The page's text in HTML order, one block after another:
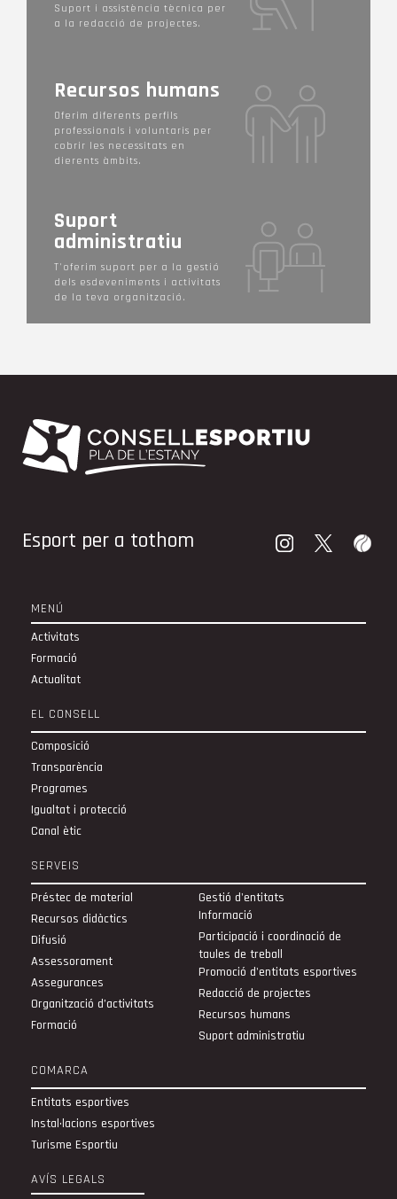
Suport i assistència tècnica per
a la redacció de projectes.
Recursos humans
Oferim diferents perfils
professionals i voluntaris per
cobrir les necessitats en
dierents àmbits.
Suport
administratiu
T'oferim suport per a la gestió
dels esdeveniments i activitats
de la teva organització.
Esport per a tothom
MENÚ
Activitats
Formació
Actualitat
EL CONSELL
Composició
Transparència
Programes
Igualtat i protecció
Canal ètic
SERVEIS
Préstec de material
Recursos didàctics
Difusió
Assessorament
Assegurances
Organització d’activitats
Formació
Gestió d'entitats
Informació
Participació i coordinació de
taules de treball
Promoció d'entitats esportives
Redacció de projectes
Recursos humans
Suport administratiu
COMARCA
Entitats esportives
Instal·lacions esportives
Turisme Esportiu
AVÍS LEGALS